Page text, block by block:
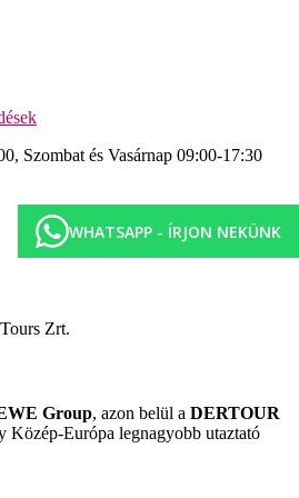
kb. 300 méterre
ellenében
(harmadik fél biztosítja)
központ
és egyéb masszázstípusok
10:15)
büférendszerben (18:30-21:00)
Szombat és Vasárnap 09:00-17:30
WHATSAPP - ÍRJON NEKÜNK
Zrt.
Group, azon belül a DERTOUR
Közép-Európa legnagyobb utaztató